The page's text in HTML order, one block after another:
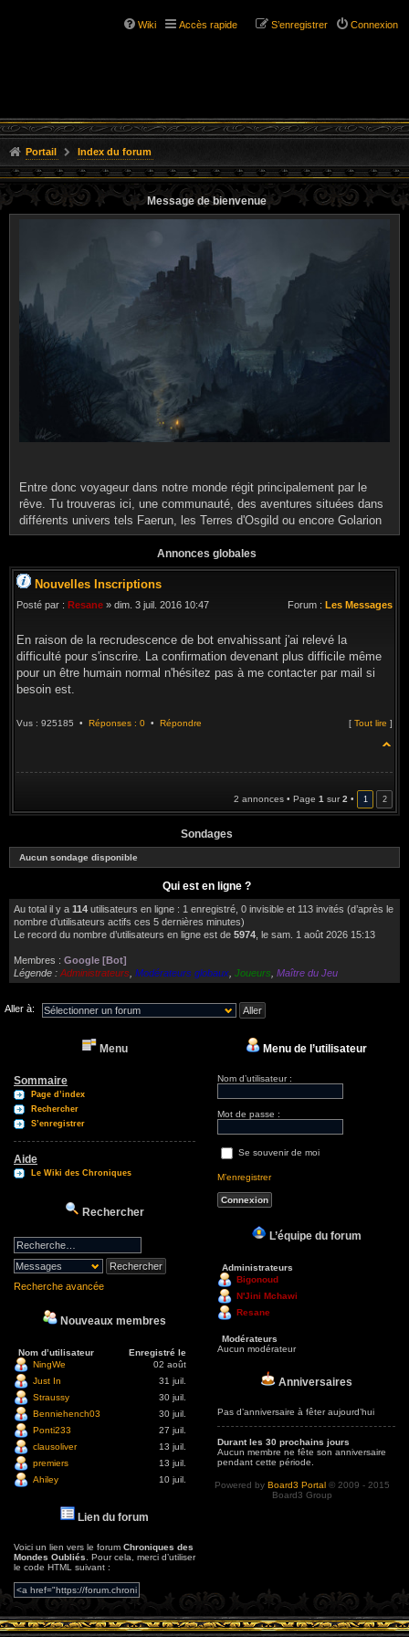
Wiki Accès rapide Connexion
S’enregistrer
Portail Index du forum
Message de bienvenue
Entre donc voyageur dans notre monde régit principalement par le
rêve. Tu trouveras ici, une communauté, des aventures situées dans
différents univers tels Faerun, les Terres d'Osgild ou encore Golarion
Annonces globales
Nouvelles Inscriptions
Posté par : Resane » dim. 3 juil. 2016 10:47 Forum : Les Messages
En raison de la recrudescence de bot envahissant j'ai relevé la
difficulté pour s'inscrire. La confirmation devenant plus difficile même
pour un être humain normal n'hésitez pas à me contacter par mail si
besoin est.
Vus : 925185 • Réponses : 0 • Répondre [ Tout lire ]
2 annonces • Page 1 sur2 • 1 2
Sondages
Aucun sondage disponible
Qui est en ligne ?
Au total il y a 114 utilisateurs en ligne : 1 enregistré, 0 invisible et 113 invités (d’après le
nombre d’utilisateurs actifs ces 5 dernières minutes)
Le record du nombre d’utilisateurs en ligne est de 5974 , le sam. 1 août 2026 15:13
Membres : Google [Bot]
Légende : Administrateurs Modérateurs globaux Joueurs Maître du Jeu
Aller à:
Menu
Sommaire
Page d’index
Rechercher
S’enregistrer
Aide
Le Wiki des Chroniques
Rechercher
Recherche avancée
Nouveaux membres
Nom d’utilisateur
Enregistré le
NingWe
02 août
Just In
31 juil.
Straussy
30 juil.
Benniehench03
30 juil.
Ponti233
27 juil.
clausoliver
13 juil.
premiers
13 juil.
Ahiley
10 juil.
Lien du forum
Voici un lien vers le forum Chroniques des
Mondes Oubliés . Pour cela, merci d’utiliser
le code HTML suivant :
Menu de l’utilisateur
Nom d’utilisateur :
Mot de passe :
Se souvenir de moi
M’enregistrer
L’équipe du forum
Administrateurs
Bigonoud
N'Jini Mchawi
Resane
Modérateurs
Aucun modérateur
Anniversaires
Pas d’anniversaire à fêter aujourd’hui
Durant les 30 prochains jours
Aucun membre ne fête son anniversaire
pendant cette période.
Powered by Board3 Portal © 2009 - 2015
Board3 Group